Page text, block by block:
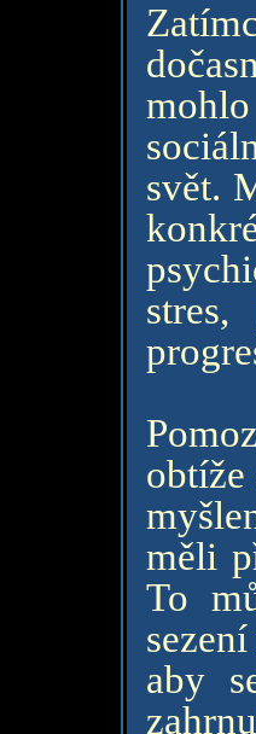
svět.
měli
To
aby